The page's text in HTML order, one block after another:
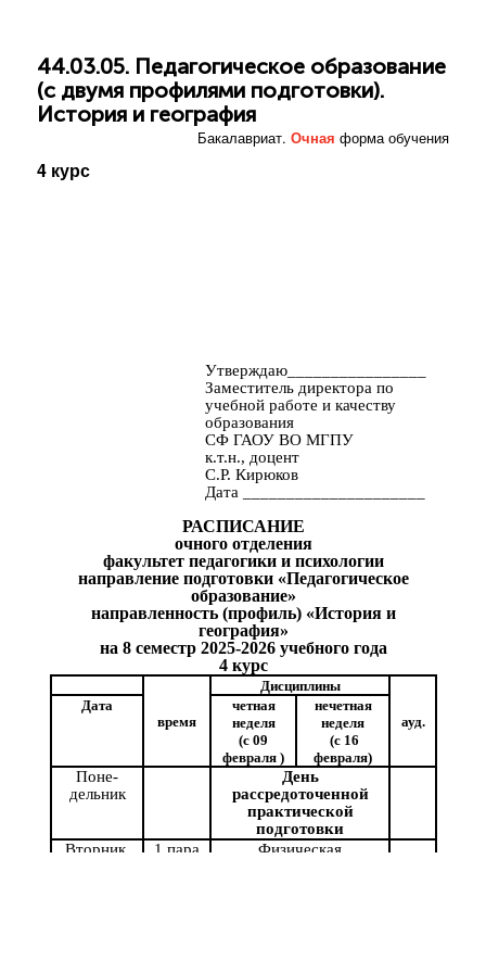
44.03.05. Педагогическое образование
(с двумя профилями подготовки).
История и география
Бакалавриат.Очная форма обучения
4 курс